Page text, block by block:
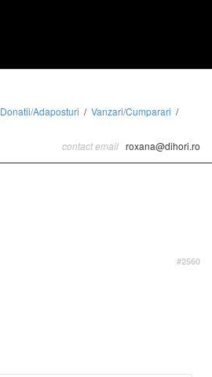
Donatii/Adaposturi
Vanzari/Cumparari
contact email roxana@dihori.ro
#2560